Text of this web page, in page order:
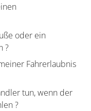
oder ein
?
Fahrerlaubnis
tun, wenn der
?